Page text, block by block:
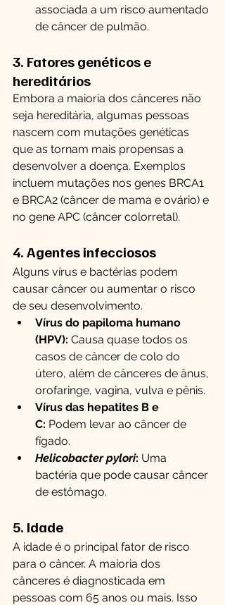
associada a um risco aumentado
de câncer de pulmão.
3. Fatores genéticos e
hereditários
Embora a maioria dos cânceres não
seja hereditária, algumas pessoas
nascem com mutações genéticas
que as tornam mais propensas a
desenvolver a doença. Exemplos
incluem mutações nos genes BRCA1
e BRCA2 (câncer de mama e ovário) e
no gene APC (câncer colorretal).
4. Agentes infecciosos
Alguns vírus e bactérias podem
causar câncer ou aumentar o risco
de seu desenvolvimento.
Vírus do papiloma humano
(HPV): Causa quase todos os
casos de câncer de colo do
útero, além de cânceres de ânus,
orofaringe, vagina, vulva e pênis.
Vírus das hepatites B e
C: Podem levar ao câncer de
fígado.
Helicobacter pylori: Uma
bactéria que pode causar câncer
de estômago.
5. Idade
A idade é o principal fator de risco
para o câncer. A maioria dos
cânceres é diagnosticada em
pessoas com 65 anos ou mais. Isso